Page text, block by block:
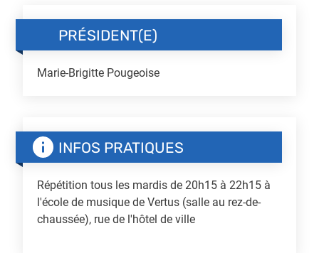
PRÉSIDENT(E)
Marie-Brigitte Pougeoise
INFOS PRATIQUES
Répétition tous les mardis de 20h15 à 22h15 à
l'école de musique de Vertus (salle au rez-de-
chaussée), rue de l'hôtel de ville